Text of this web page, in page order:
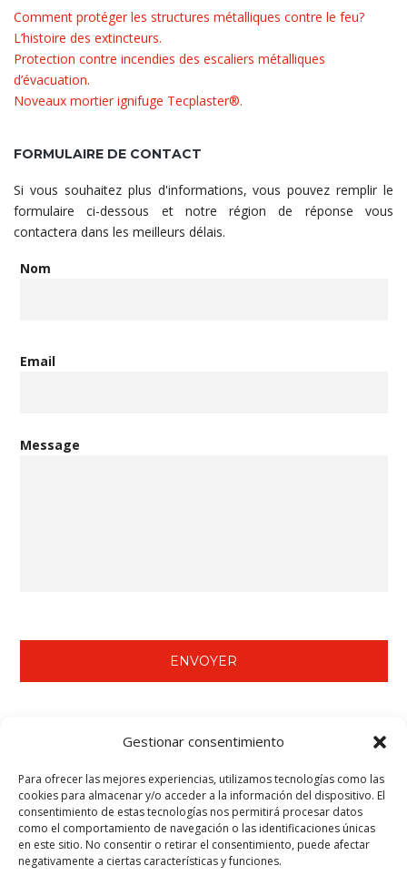
Gestionar consentimiento
Para ofrecer las mejores experiencias, utilizamos tecnologías como las
cookies para almacenar y/o acceder a la información del dispositivo. El
consentimiento de estas tecnologías nos permitirá procesar datos
como el comportamiento de navegación o las identificaciones únicas
en este sitio. No consentir o retirar el consentimiento, puede afectar
negativamente a ciertas características y funciones.
Comment protéger les structures métalliques contre le feu?
L’histoire des extincteurs.
Protection contre incendies des escaliers métalliques
d’évacuation.
Noveaux mortier ignifuge Tecplaster®.
FORMULAIRE DE CONTACT
Si vous souhaitez plus d'informations, vous pouvez remplir le
formulaire ci-dessous et notre région de réponse vous
contactera dans les meilleurs délais.
Nom
Email
Message
NOUS VOUS RECOMMANDONS DE VOIR…
Mortier Tecwool® F.
Pâte à joints préparée Tecbor®.
Panneaux Tecbor® - Structure métallique.
Teclack-W® - Protection des éléments en acier (poutres et
piliers).